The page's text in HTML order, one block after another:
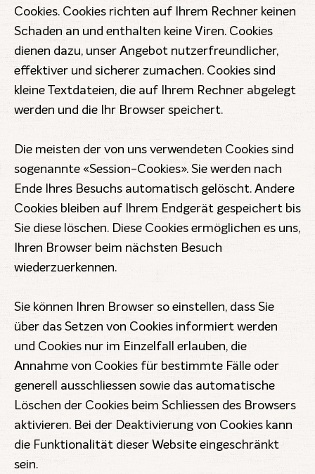
Cookies. Cookies richten auf Ihrem Rechner keinen
Schaden an und enthalten keine Viren. Cookies
dienen dazu, unser Angebot nutzerfreundlicher,
effektiver und sicherer zumachen. Cookies sind
kleine Textdateien, die auf Ihrem Rechner abgelegt
werden und die Ihr Browser speichert.
Die meisten der von uns verwendeten Cookies sind
sogenannte «Session-Cookies». Sie werden nach
Ende Ihres Besuchs automatisch gelöscht. Andere
Cookies bleiben auf Ihrem Endgerät gespeichert bis
Sie diese löschen. Diese Cookies ermöglichen es uns,
Ihren Browser beim nächsten Besuch
wiederzuerkennen.
Sie können Ihren Browser so einstellen, dass Sie
über das Setzen von Cookies informiert werden
und Cookies nur im Einzelfall erlauben, die
Annahme von Cookies für bestimmte Fälle oder
generell ausschliessen sowie das automatische
Löschen der Cookies beim Schliessen des Browsers
aktivieren. Bei der Deaktivierung von Cookies kann
die Funktionalität dieser Website eingeschränkt
sein.